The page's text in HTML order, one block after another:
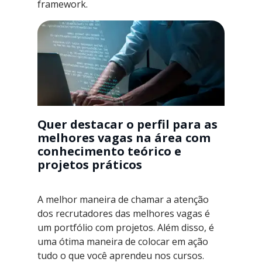
framework.
Quer destacar o perfil para as
melhores vagas na área com
conhecimento teórico e
projetos práticos
A melhor maneira de chamar a atenção
dos recrutadores das melhores vagas é
um portfólio com projetos. Além disso, é
uma ótima maneira de colocar em ação
tudo o que você aprendeu nos cursos.